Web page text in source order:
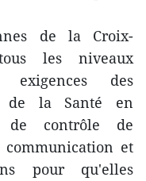
de la Croix-
les niveaux
exigences des
de la Santé en
de contrôle de
et
pour qu'elles